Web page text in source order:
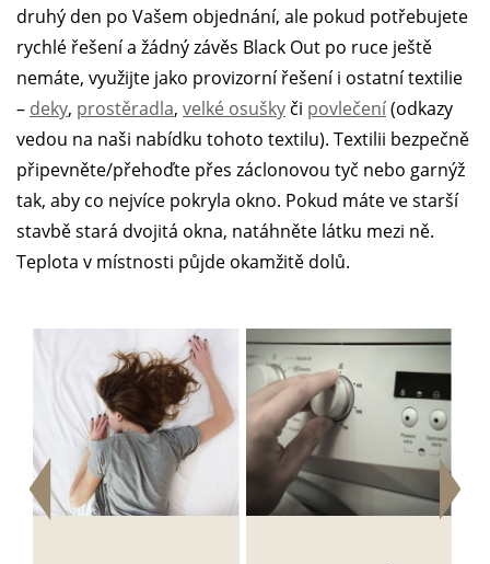
druhý den po Vašem objednání, ale pokud potřebujete
rychlé řešení a žádný závěs Black Out po ruce ještě
nemáte, využijte jako provizorní řešení i ostatní textilie
– deky, prostěradla, velké osušky či povlečení(odkazy
vedou na naši nabídku tohoto textilu). Textilii bezpečně
připevněte/přehoďte přes záclonovou tyč nebo garnýž
tak, aby co nejvíce pokryla okno. Pokud máte ve starší
stavbě stará dvojitá okna, natáhněte látku mezi ně.
Teplota v místnosti půjde okamžitě dolů.